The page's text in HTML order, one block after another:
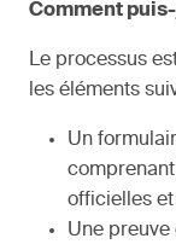
Comment
Le processus
les éléments
Un
officielles
Une preuve